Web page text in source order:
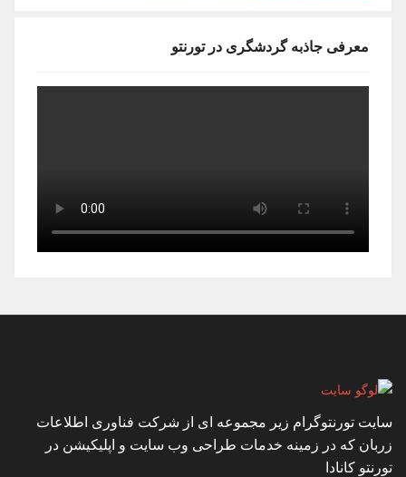
معرفی جاذبه گردشگری در تورنتو
سایت تورنتوگرام زیر مجموعه ای از شرکت فناوری اطلاعات
زربان که در زمینه خدمات طراحی وب سایت و اپلیکیشن در
تورنتو کانادا